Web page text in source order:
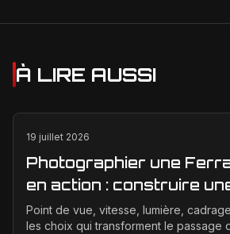
À LIRE AUSSI
19 juillet 2026
Photographier une
en action : construire
éditoriale qui raconte la
Point de vue, vitesse, lumière,
les choix qui transforment le passage